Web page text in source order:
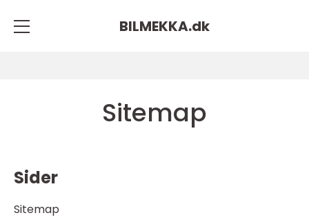
BILMEKKA.dk
Sitemap
Sider
Sitemap